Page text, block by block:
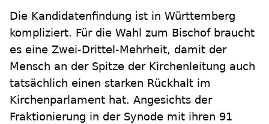
Die Kandidatenfindung ist in Württemberg
kompliziert. Für die Wahl zum Bischof braucht
es eine Zwei-Drittel-Mehrheit, damit der
Mensch an der Spitze der Kirchenleitung auch
tatsächlich einen starken Rückhalt im
Kirchenparlament hat. Angesichts der
Fraktionierung in der Synode mit ihren 91